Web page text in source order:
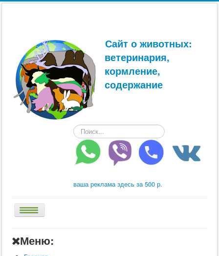
Сайт о животных:
ветеринария,
кормление,
содержание
Искать...
ваша реклама здесь за 500 р.
Меню: